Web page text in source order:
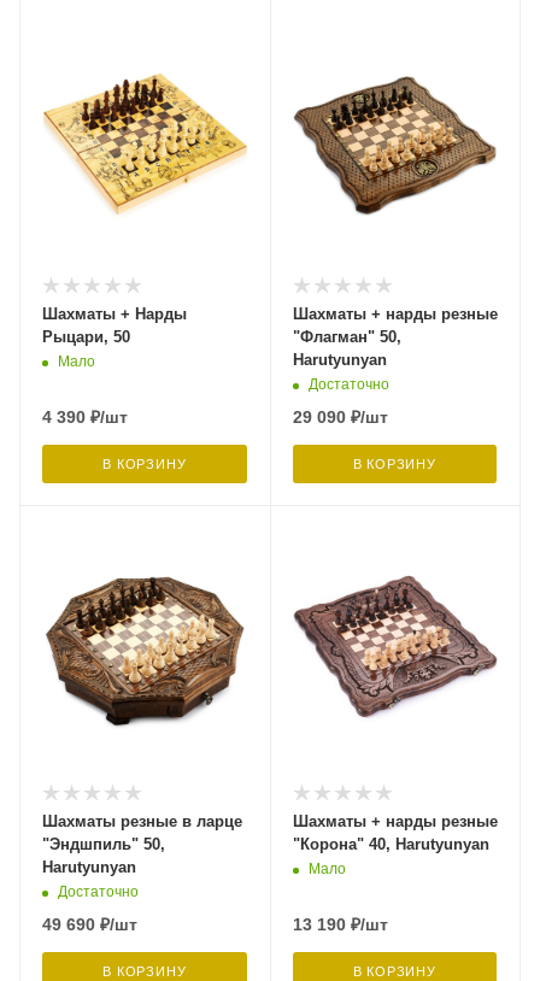
Шахматы + Нарды
Рыцари, 50
Мало
4 390 ₽/шт
В КОРЗИНУ
Шахматы + нарды резные
"Флагман" 50,
Harutyunyan
Достаточно
29 090₽/шт
В КОРЗИНУ
Шахматы резные в ларце
"Эндшпиль" 50,
Harutyunyan
Достаточно
49 690 ₽/шт
В КОРЗИНУ
Шахматы + нарды резные
"Корона" 40, Harutyunyan
Мало
13 190₽/шт
В КОРЗИНУ